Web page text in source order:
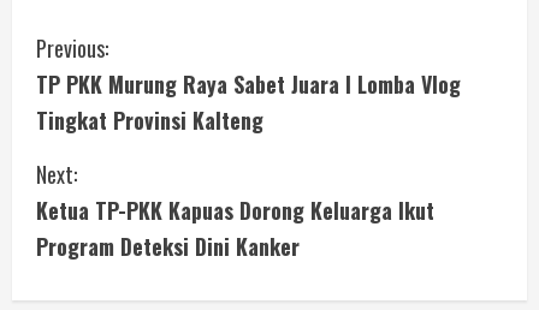
Previous:
TP PKK Murung Raya Sabet Juara I Lomba Vlog
Tingkat Provinsi Kalteng
Next:
Ketua TP-PKK Kapuas Dorong Keluarga Ikut
Program Deteksi Dini Kanker